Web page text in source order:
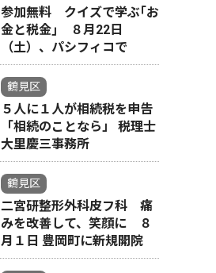
参加無料 クイズで学ぶ｢お
金と税金｣ ８月22日
（土）、パシフィコで
鶴見区
５人に１人が相続税を申告
「相続のことなら」 税理士
大里慶三事務所
鶴見区
二宮研整形外科皮フ科 痛
みを改善して、笑顔に ８
月１日 豊岡町に新規開院